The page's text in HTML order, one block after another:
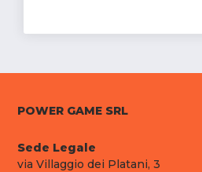
POWER GAME SRL
Sede Legale
via Villaggio dei Platani, 3